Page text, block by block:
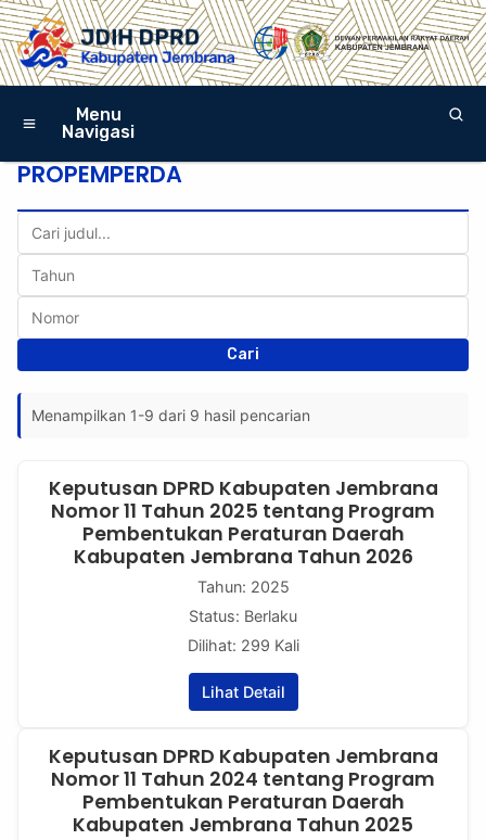
Menu
Navigasi
PROPEMPERDA
Cari
Menampilkan 1-9 dari 9 hasil pencarian
Keputusan DPRD Kabupaten Jembrana
Nomor 11 Tahun 2025 tentang Program
Pembentukan Peraturan Daerah
Kabupaten Jembrana Tahun 2026
Tahun: 2025
Status: Berlaku
Dilihat: 299 Kali
Lihat Detail
Keputusan DPRD Kabupaten Jembrana
Nomor 11 Tahun 2024 tentang Program
Pembentukan Peraturan Daerah
Kabupaten Jembrana Tahun 2025